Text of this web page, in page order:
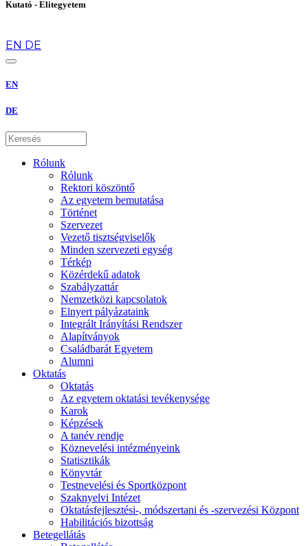
Kutató - Elitegyetem
EN DE
EN
DE
Rólunk
Rólunk
Rektori köszöntő
Az egyetem bemutatása
Történet
Szervezet
Vezető tisztségviselők
Minden szervezeti egység
Térkép
Közérdekű adatok
Szabályzattár
Nemzetközi kapcsolatok
Elnyert pályázataink
Integrált Irányítási Rendszer
Alapítványok
Családbarát Egyetem
Alumni
Oktatás
Oktatás
Az egyetem oktatási tevékenysége
Karok
Képzések
A tanév rendje
Köznevelési intézményeink
Statisztikák
Könyvtár
Testnevelési és Sportközpont
Szaknyelvi Intézet
Oktatásfejlesztési-, módszertani és -szervezési Központ
Habilitációs bizottság
Betegellátás